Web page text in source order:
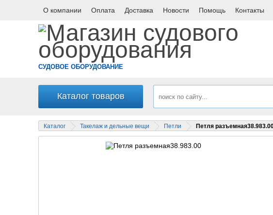
О компании Оплата Доставка Новости Помощь Контакты
СУДОВОЕ ОБОРУДОВАНИЕ
Каталог товаров
Каталог Такелаж и дельные вещи Петли Петля